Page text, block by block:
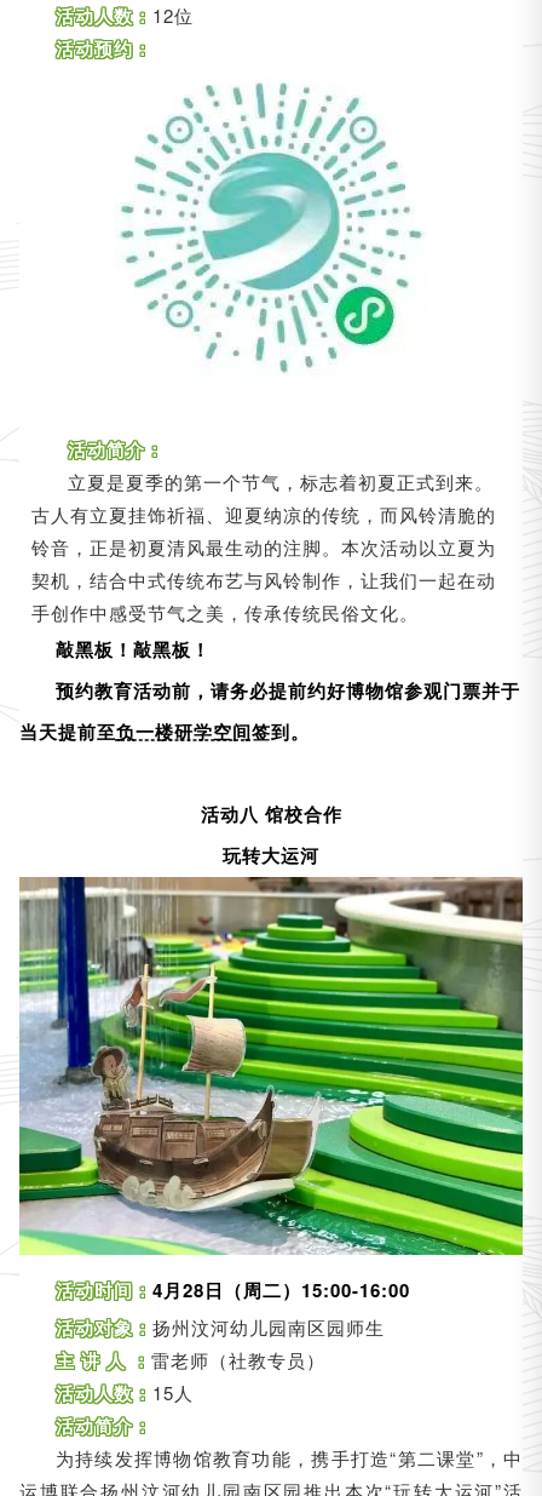
活动人数： 12位
活动预约：
活动简介：
立夏是夏季的第一个节气，标志着初夏正式到来。
古人有立夏挂饰祈福、迎夏纳凉的传统，而风铃清脆的
铃音，正是初夏清风最生动的注脚。本次活动以立夏为
契机，结合中式传统布艺与风铃制作，让我们一起在动
手创作中感受节气之美，传承传统民俗文化。
敲黑板！敲黑板！
预约教育活动前，请务必提前约好博物馆参观门票并于
当天提前至负一楼研学空间签到。
活动八 馆校合作
玩转大运河
活动时间： 4月28日（周二）15:00-16:00
活动对象： 扬州汶河幼儿园南区园师生
主 讲 人 ： 雷老师（社教专员）
活动人数： 15人
活动简介：
为持续发挥博物馆教育功能，携手打造“第二课堂”，中
运博联合扬州汶河幼儿园南区园推出本次“玩转大运河”活